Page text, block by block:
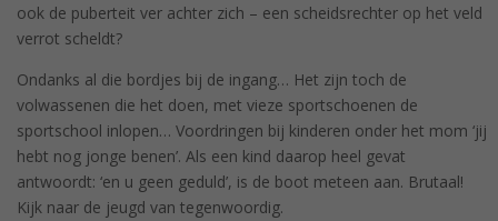
ook de puberteit ver achter zich – een scheidsrechter op het veld
verrot scheldt?
Ondanks al die bordjes bij de ingang… Het zijn toch de
volwassenen die het doen, met vieze sportschoenen de
sportschool inlopen… Voordringen bij kinderen onder het mom ‘jij
hebt nog jonge benen’. Als een kind daarop heel gevat
antwoordt: ‘en u geen geduld’, is de boot meteen aan. Brutaal!
Kijk naar de jeugd van tegenwoordig.